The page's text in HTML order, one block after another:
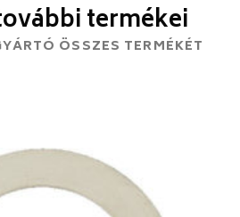
termékei
ÖSSZES TERMÉKÉT